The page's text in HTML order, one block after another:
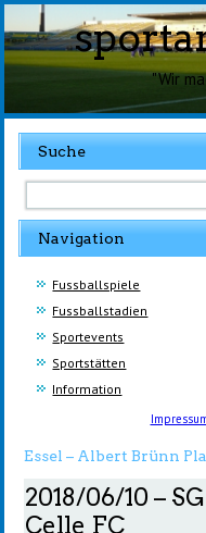
"Wir
Suche
Navigation
Fussballspiele
Fussballstadien
Sportevents
Sportstätten
Information
Essel – Albert Brünn
2018/06/10 –
Celle FC